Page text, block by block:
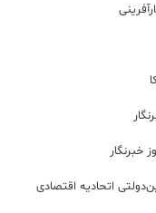
خبرنگار
اتحادیه اقتصادی